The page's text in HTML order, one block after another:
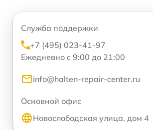
Служба поддержки
+7 (495) 023-41-97
Ежедневно с 9:00 до 21:00
info@halten-repair-center.ru
Основной офис
Новослободская улица, дом 4